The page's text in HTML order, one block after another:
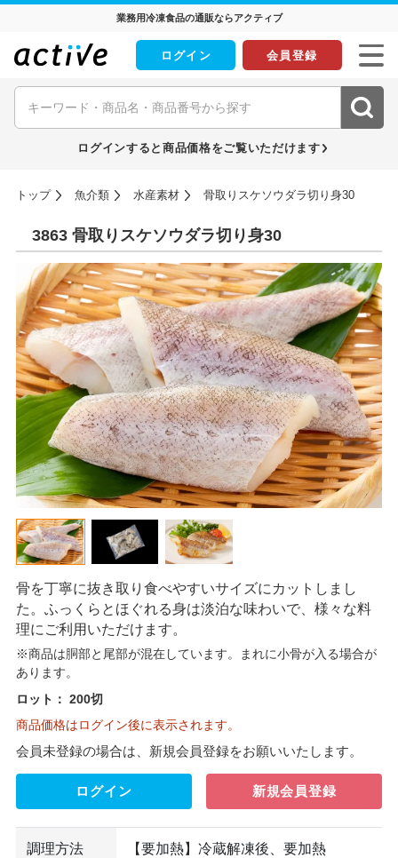
業務用冷凍食品の通販ならアクティブ
ログイン 会員登録
ログインすると商品価格をご覧いただけます
トップ 魚介類 水産素材 骨取りスケソウダラ切り身30
3863 骨取りスケソウダラ切り身30
骨を丁寧に抜き取り食べやすいサイズにカットしまし
た。ふっくらとほぐれる身は淡泊な味わいで、様々な料
理にご利用いただけます。
※商品は胴部と尾部が混在しています。まれに小骨が入る場合が
あります。
ロット： 200切
商品価格はログイン後に表示されます。
会員未登録の場合は、新規会員登録をお願いいたします。
ログイン 新規会員登録
調理方法 【要加熱】冷蔵解凍後、要加熱